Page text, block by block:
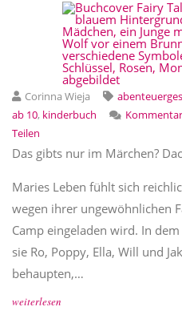
Corinna Wieja
ab 10, kinderbuch
Teilen
Das gibts nur im Märchen?
Maries Leben fühlt sich
wegen ihrer ungewöhnlichen
Camp eingeladen wird. In
sie Ro, Poppy, Ella, Will und
behaupten,…
weiterlesen